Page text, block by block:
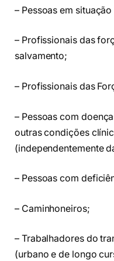
– Pessoas em
– Profissionais das
salvamento;
– Profissionais das
– Pessoas com
outras condições
(independentemente
– Pessoas com
– Caminhoneiros;
– Trabalhadores do
(urbano e de longo